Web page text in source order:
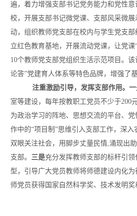
遍，着力增强支部书记党务能力和党性
校，开展支部书记微党课、支部风采微
动，组织教师党支部在校内与学生党支
立红色教育基地，开展流动党课，让党课“
10个教师党支部党组织生活示范项目。
论答”党建育人体系等特色品牌，增强了
注重激励引导，发挥支部作用。一
室等建设，每年按教职工党员不少于200
为政治学习的阵地、思想交流的平台、
作中的“项目制”思维引入支部工作，深
双眼关注社会，用脚步丈量民情,涌现出
支部。 三是充分发挥教师支部的标杆引
型，引导广大党员教师将师德建设内化
师党员获得国家自然科学奖、技术发明